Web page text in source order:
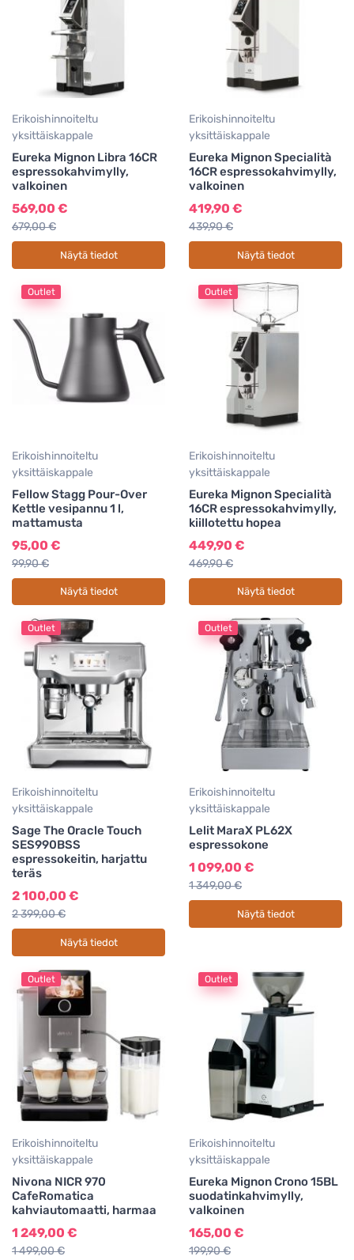
Erikoishinnoiteltu
yksittäiskappale
Eureka Mignon Libra 16CR
espressokahvimylly,
valkoinen
569,00 €
679,00 €
Näytä tiedot
Erikoishinnoiteltu
yksittäiskappale
Eureka Mignon Specialità
16CR espressokahvimylly,
valkoinen
419,90 €
439,90 €
Näytä tiedot
Outlet
Erikoishinnoiteltu
yksittäiskappale
Fellow Stagg Pour-Over
Kettle vesipannu 1 l,
mattamusta
95,00 €
99,90 €
Näytä tiedot
Outlet
Erikoishinnoiteltu
yksittäiskappale
Eureka Mignon Specialità
16CR espressokahvimylly,
kiillotettu hopea
449,90 €
469,90 €
Näytä tiedot
Outlet
Erikoishinnoiteltu
yksittäiskappale
Sage The Oracle Touch
SES990BSS
espressokeitin, harjattu
teräs
2 100,00 €
2 399,00 €
Näytä tiedot
Outlet
Erikoishinnoiteltu
yksittäiskappale
Lelit MaraX PL62X
espressokone
1 099,00 €
1 349,00 €
Näytä tiedot
Outlet
Erikoishinnoiteltu
yksittäiskappale
Nivona NICR 970
CafeRomatica
kahviautomaatti, harmaa
1 249,00 €
1 499,00 €
Outlet
Erikoishinnoiteltu
yksittäiskappale
Eureka Mignon Crono 15BL
suodatinkahvimylly,
valkoinen
165,00 €
199,90 €